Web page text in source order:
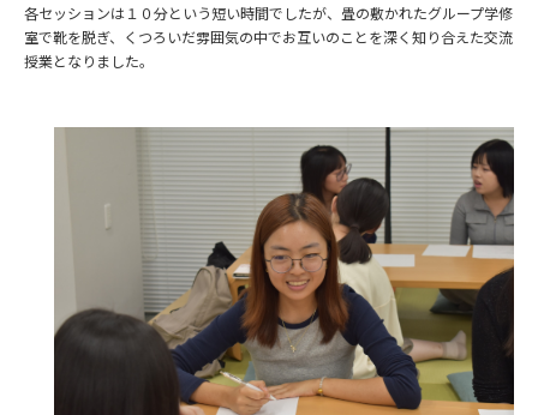
各セッションは１０分という短い時間でしたが、畳の敷かれたグループ学修
室で靴を脱ぎ、くつろいだ雰囲気の中でお互いのことを深く知り合えた交流
授業となりました。